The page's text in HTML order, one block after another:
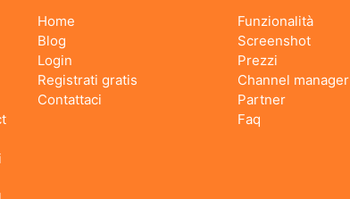
Home
Blog
Login
Registrati gratis
Contattaci
Funzionalità
Screenshot
Prezzi
Channel manager
Partner
Faq